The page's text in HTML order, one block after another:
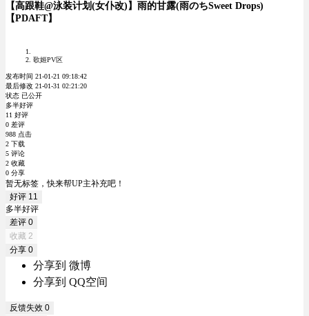
【高跟鞋@泳装计划(女仆改)】雨的甘露(雨のちSweet Drops)
【PDAFT】
歌姬PV区
发布时间 21-01-21 09:18:42
最后修改 21-01-31 02:21:20
状态 已公开
多半好评
11 好评
0 差评
988 点击
2 下载
5 评论
2 收藏
0 分享
暂无标签，快来帮UP主补充吧！
好评 11
多半好评
差评 0
收藏 2
分享 0
分享到 微博
分享到 QQ空间
反馈失效 0